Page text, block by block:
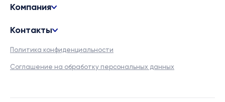
Компания
Контакты
Политика конфиденциальности
Соглашение на обработку персональных данных